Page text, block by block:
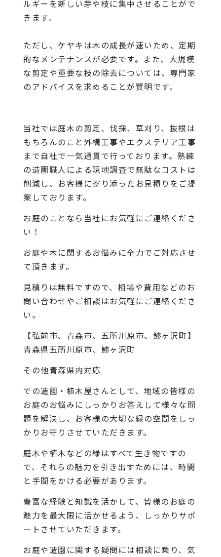
ルギーを新しい芽や枝に集中させることがで
きます。
ただし、ケヤキは木の成長が速いため、定期
的なメンテナンスが必要です。また、大規模
な剪定や重要な枝の除去については、専門家
のアドバイスを求めることが賢明です。
当社では庭木の剪定、伐採、草刈り、抜根は
もちろんのこと外構工事やエクステリア工事
まで自社で一気通貫で行っております。熟練
の造園職人による現地調査で無駄なコストは
削減し、お客様に寄り添ったお見積りをご提
案しております。
お庭のことなら当社にお気軽にご連絡くださ
い！
お庭や木に関するお悩みに全力でご対応させ
て頂きます。
見積りは無料ですので、相場や費用などのお
問い合わせやご相談はお気軽にご連絡くださ
い。
【弘前市、青森市、五所川原市、鯵ヶ沢町】
青森県五所川原市、鯵ヶ沢町
その他青森県内対応
での造園・植木屋さんとして、地域の皆様の
お庭のお悩みにしっかりお答えして様々な問
題を解決し、お客様の大切な緑の空間をしっ
かりお守りさせていただきます。
庭木や植木などの緑はすべて生き物ですの
で、それらの魅力を引き出すためには、時間
と手間をかける必要があります。
豊富な経験と知識を活かして、皆様のお庭の
魅力を最大限に活かせるよう、しっかりサポ
ートさせていただきます。
お庭や造園に関する疑問には相談に乗り、気